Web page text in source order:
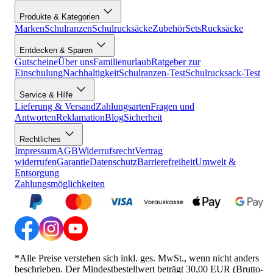
Produkte & Kategorien
MarkenSchulranzenSchulrucksäckeZubehörSetsRucksäcke
Entdecken & Sparen
GutscheineÜber unsFamilienurlaubRatgeber zur
EinschulungNachhaltigkeitSchulranzen-TestSchulrucksack-Test
Service & Hilfe
Lieferung & VersandZahlungsartenFragen und
AntwortenReklamationBlogSicherheit
Rechtliches
ImpressumAGBWiderrufsrechtVertrag
widerrufenGarantieDatenschutzBarrierefreiheitUmwelt &
Entsorgung
Zahlungsmöglichkeiten
*Alle Preise verstehen sich inkl. ges. MwSt., wenn nicht anders
beschrieben. Der Mindestbestellwert beträgt 30,00 EUR (Brutto-